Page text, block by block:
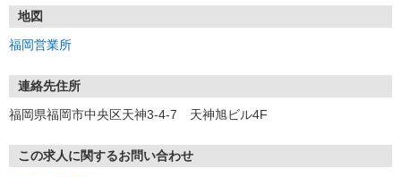
①応募から3営業日を目安に、メールorお電話でご連絡します。
★スマホでWEB面接（LINEなど）・出張面接・事務所面接と選べま
す
③面接実施（履歴書不要）
※ご希望があれば、職場見学の調整もOKです！
地図
福岡営業所
連絡先住所
福岡県福岡市中央区天神3-4-7 天神旭ビル4F
この求人に関するお問い合わせ